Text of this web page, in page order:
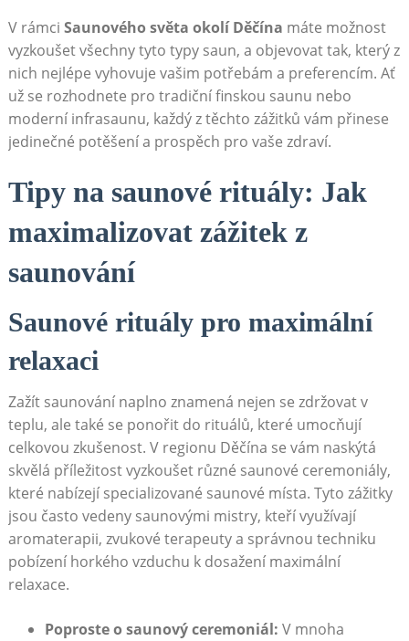
V ‌rámci Saunového světa okolí Děčína máte možnost
vyzkoušet všechny tyto typy saun, a objevovat tak,‍ který z
nich nejlépe vyhovuje vašim potřebám a ⁤preferencím. Ať
už se ​rozhodnete pro tradiční ⁢finskou saunu ⁣nebo
moderní infrasaunu, každý z⁤ těchto ⁣zážitků‍ vám přinese
jedinečné⁢ potěšení ⁣a prospěch ⁤pro vaše zdraví.
Tipy na saunové rituály: Jak
maximalizovat zážitek​ z
⁢saunování
Saunové rituály ⁣pro maximální
‍relaxaci
Zažít saunování naplno​ znamená​ nejen se zdržovat v
teplu, ale také se ponořit do rituálů, ⁣které umocňují
celkovou zkušenost. ⁣V regionu Děčína​ se vám ⁢naskýtá
skvělá ​příležitost⁤ vyzkoušet různé ‌saunové ceremoniály,
které nabízejí⁣ specializované saunové ‌místa. Tyto zážitky
jsou často⁣ vedeny saunovými mistry,‌ kteří využívají​
aromaterapii, zvukové terapeuty a správnou⁢ techniku
pobízení horkého vzduchu k dosažení maximální⁤
relaxace.
Poproste ⁤o saunový ceremoniál: V mnoha